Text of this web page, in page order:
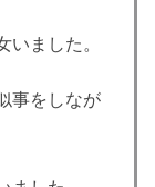
いました。
事をしなが